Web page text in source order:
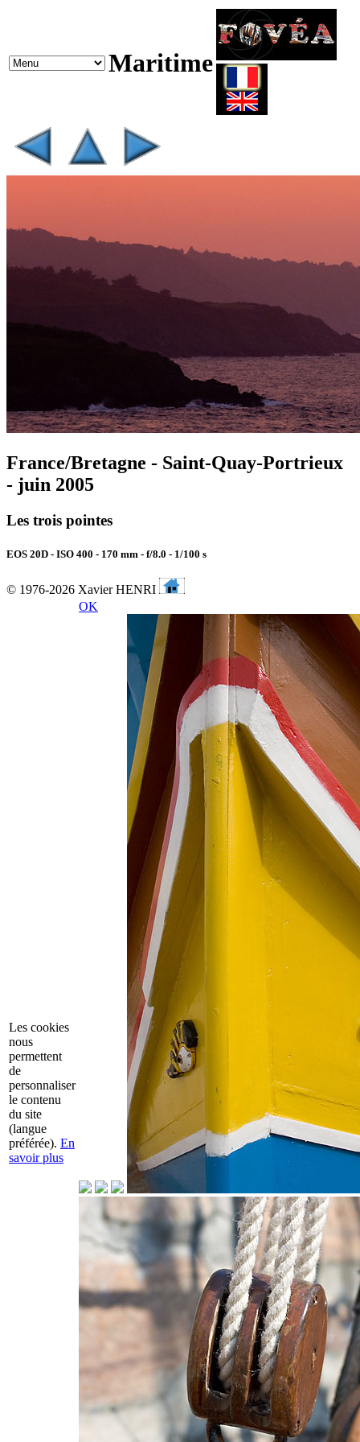
Maritime
France/Bretagne - Saint-Quay-Portrieux
- juin 2005
Les trois pointes
EOS 20D - ISO 400 - 170 mm - f/8.0 - 1/100 s
© 1976-2026 Xavier HENRI
Les cookies
nous
permettent
de
personnaliser
le contenu
du site
(langue
préférée). En
savoir plus
OK